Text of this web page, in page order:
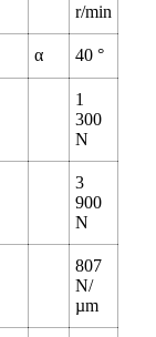
r/min
α 40°
1
300
N
3
900
N
807
N/
µm